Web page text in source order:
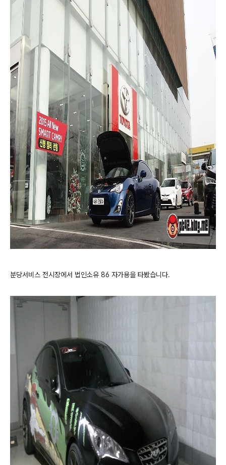
분당서비스 전시장에서 법인소유 86 자가용을 타봤습니다.